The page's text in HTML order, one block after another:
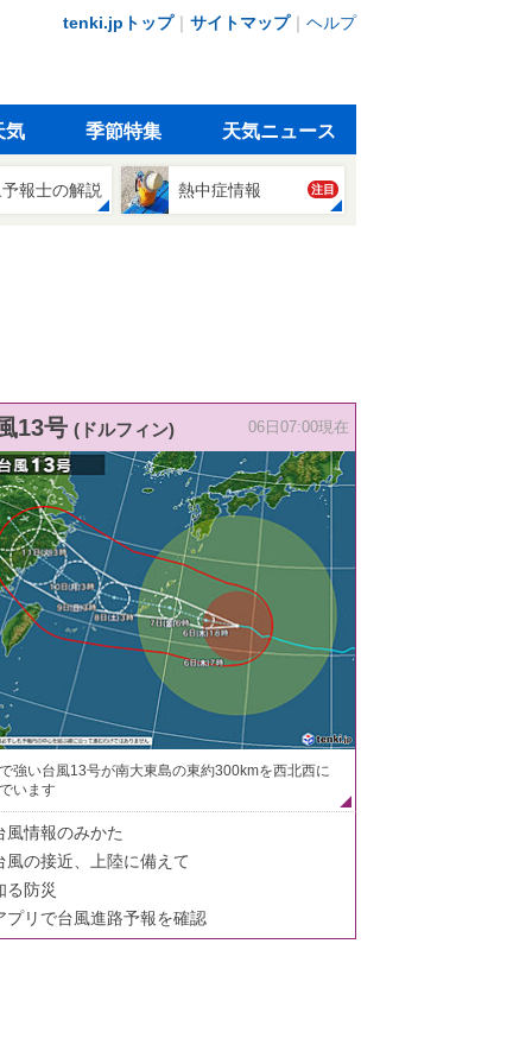
tenki.jpトップ｜ サイトマップ｜ ヘルプ
気 季節特集 天気ニュース
報士の解説 熱中症情報 注目
13号 (ドルフィン) 06日07:00現在
強い台風13号が南大東島の東約300kmを西北西に
います
風情報のみかた
風の接近、上陸に備えて
る防災
プリで台風進路予報を確認